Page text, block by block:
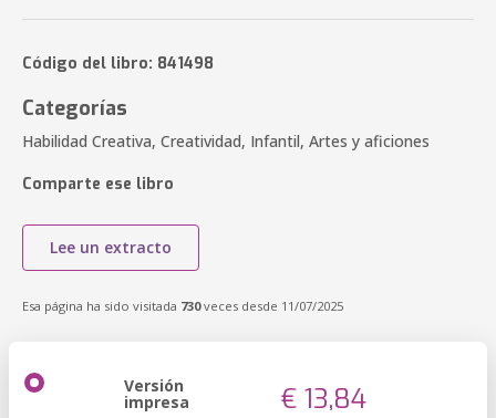
Código del libro: 841498
Categorías
Habilidad Creativa, Creatividad, Infantil, Artes y aficiones
Comparte ese libro
Lee un extracto
Esa página ha sido visitada 730veces desde 11/07/2025
Versión
impresa € 13,84